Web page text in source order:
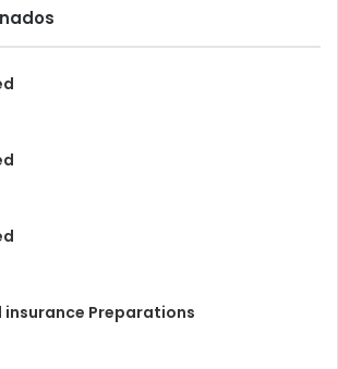
insurance Preparations